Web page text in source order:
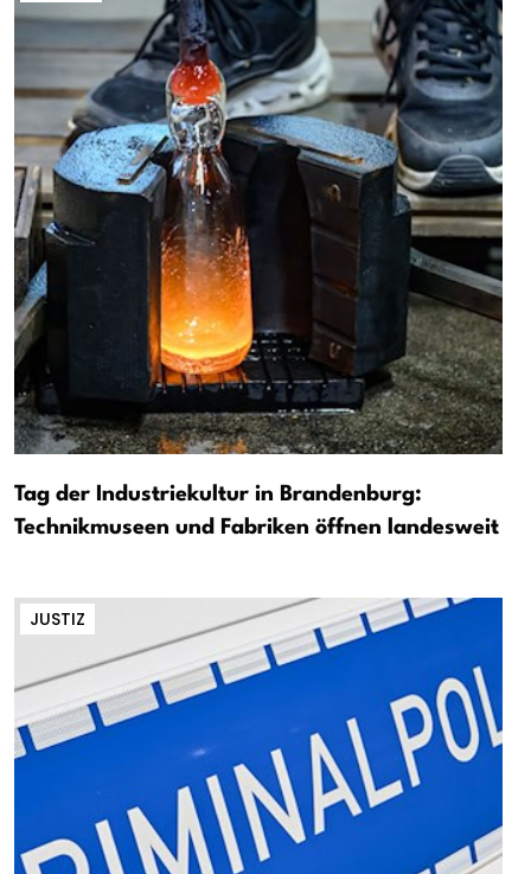
Tag der Industriekultur in Brandenburg:
Technikmuseen und Fabriken öffnen landesweit
JUSTIZ